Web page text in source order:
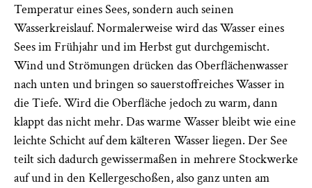
Temperatur eines Sees, sondern auch seinen
Wasserkreislauf. Normalerweise wird das Wasser eines
Sees im Frühjahr und im Herbst gut durchgemischt.
Wind und Strömungen drücken das Oberflächenwasser
nach unten und bringen so sauerstoffreiches Wasser in
die Tiefe. Wird die Oberfläche jedoch zu warm, dann
klappt das nicht mehr. Das warme Wasser bleibt wie eine
leichte Schicht auf dem kälteren Wasser liegen. Der See
teilt sich dadurch gewissermaßen in mehrere Stockwerke
auf und in den Kellergeschoßen, also ganz unten am